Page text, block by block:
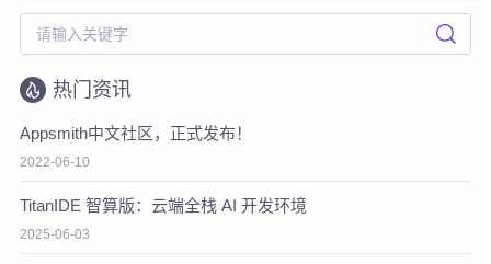
热门资讯
Appsmith中文社区，正式发布！
2022-06-10
TitanIDE 智算版：云端全栈 AI 开发环境
2025-06-03